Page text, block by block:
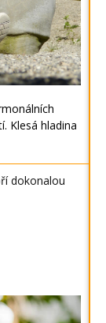
Klesá hladina
dokonalou